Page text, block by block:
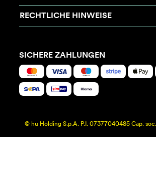
RECHTLICHE HINWEISE
SICHERE ZAHLUNGEN
© hu Holding S.p.A. P.I. 07377040485 Cap.